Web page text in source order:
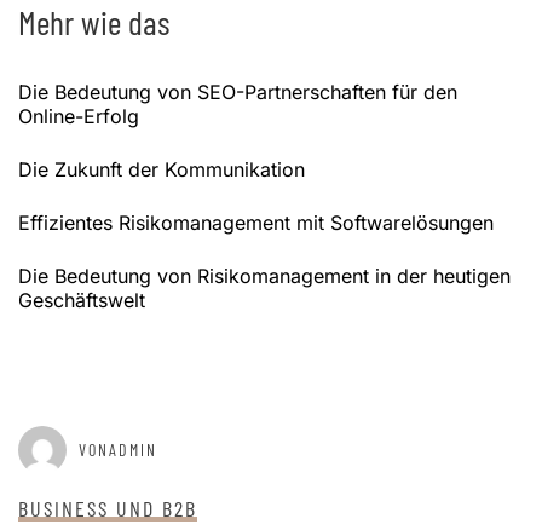
Mehr wie das
Die Bedeutung von SEO-Partnerschaften für den
Online-Erfolg
Die Zukunft der Kommunikation
Effizientes Risikomanagement mit Softwarelösungen
Die Bedeutung von Risikomanagement in der heutigen
Geschäftswelt
GEPOSTET AM
VONADMIN
BUSINESS UND B2B